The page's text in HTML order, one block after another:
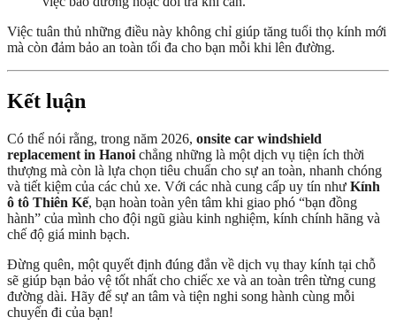
Việc tuân thủ những điều này không chỉ giúp tăng tuổi thọ kính mới
mà còn đảm bảo an toàn tối đa cho bạn mỗi khi lên đường.
Kết luận
Có thể nói rằng, trong năm 2026, onsite car windshield
replacement in Hanoi chẳng những là một dịch vụ tiện ích thời
thượng mà còn là lựa chọn tiêu chuẩn cho sự an toàn, nhanh chóng
và tiết kiệm của các chủ xe. Với các nhà cung cấp uy tín như Kính
ô tô Thiên Kế, bạn hoàn toàn yên tâm khi giao phó “bạn đồng
hành” của mình cho đội ngũ giàu kinh nghiệm, kính chính hãng và
chế độ giá minh bạch.
Đừng quên, một quyết định đúng đắn về dịch vụ thay kính tại chỗ
sẽ giúp bạn bảo vệ tốt nhất cho chiếc xe và an toàn trên từng cung
đường dài. Hãy để sự an tâm và tiện nghi song hành cùng mỗi
chuyến đi của bạn!